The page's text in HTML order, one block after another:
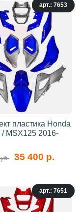
арт.: 7653
пластика Honda
/ MSX125 2016-
35 400 р.
арт.: 7651